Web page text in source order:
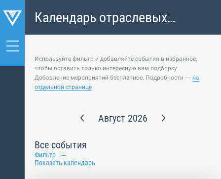
Календарь отраслевых
событий
Используйте фильтр и добавляйте события в избранное,
чтобы оставить только интересную вам подборку.
Добавление мероприятий бесплатное. Подробности — на
отдельной странице
Август 2026
Все события
Фильтр
Показать календарь